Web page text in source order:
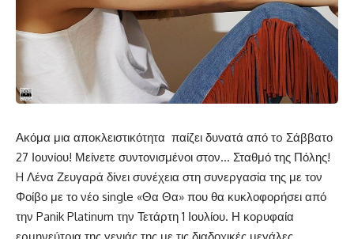
Ακόμα μια αποκλειστικότητα παίζει δυνατά από τo Σάββατο
27 Ιουνίου! Μείνετε συντονισμένοι στον… Σταθμό της Πόλης!
H Λένα Ζευγαρά δίνει συνέχεια στη συνεργασία της με τον
Φοίβο με το νέο single «Θα Θα» που θα κυκλοφορήσει από
την Panik Platinum την Τετάρτη 1 Ιουλίου. Η κορυφαία